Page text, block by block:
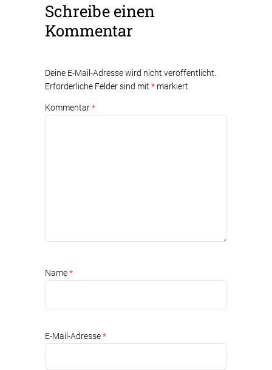
Schreibe einen
Kommentar
Deine E-Mail-Adresse wird nicht veröffentlicht.
Erforderliche Felder sind mit * markiert
Kommentar*
Name*
E-Mail-Adresse*